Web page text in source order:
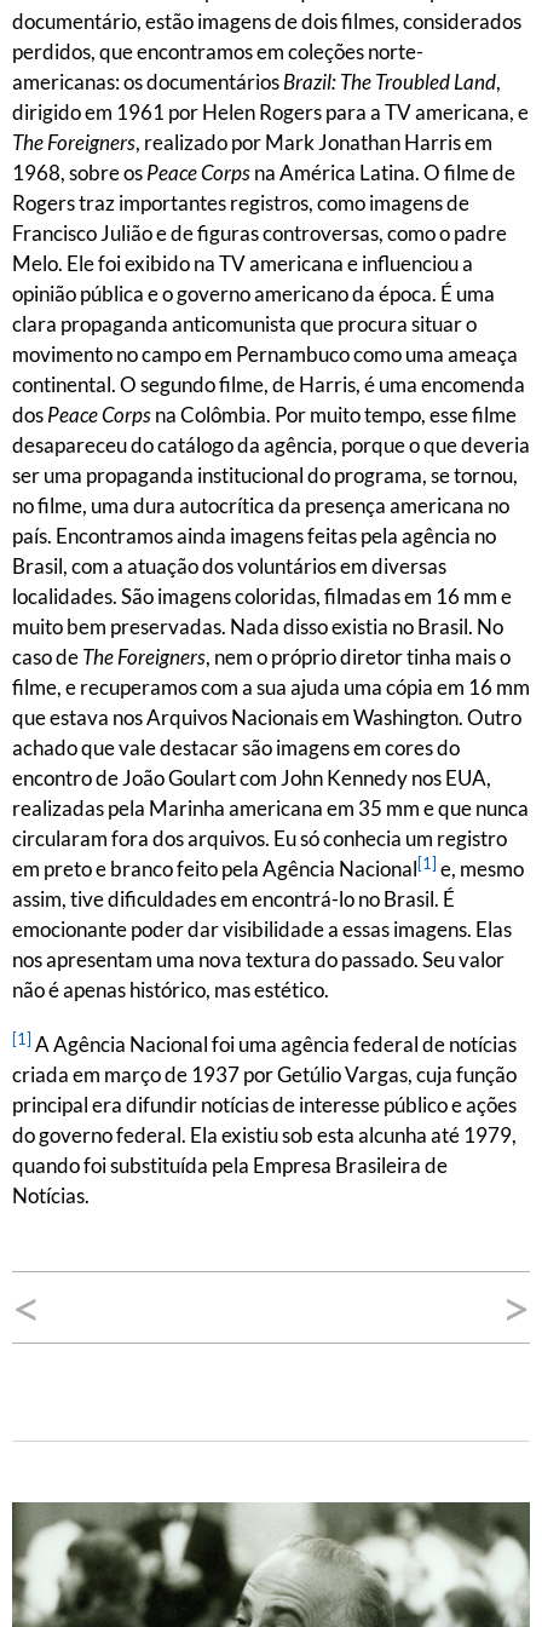
documentário, estão imagens de dois filmes, considerados
perdidos, que encontramos em coleções norte-
americanas: os documentáriosBrazil: The Troubled Land,
dirigido em 1961 por Helen Rogers para a TV americana, e
The Foreigners, realizado por Mark Jonathan Harris em
1968, sobre osPeace Corpsna América Latina. O filme de
Rogers traz importantes registros, como imagens de
Francisco Julião e de figuras controversas, como o padre
Melo. Ele foi exibido na TV americana e influenciou a
opinião pública e o governo americano da época. É uma
clara propaganda anticomunista que procura situar o
movimento no campo em Pernambuco como uma ameaça
continental. O segundo filme, de Harris, é uma encomenda
dosPeace Corpsna Colômbia. Por muito tempo, esse filme
desapareceu do catálogo da agência, porque o que deveria
ser uma propaganda institucional do programa, se tornou,
no filme, uma dura autocrítica da presença americana no
país. Encontramos ainda imagens feitas pela agência no
Brasil, com a atuação dos voluntários em diversas
localidades. São imagens coloridas, filmadas em 16 mm e
muito bem preservadas. Nada disso existia no Brasil. No
caso deThe Foreigners, nem o próprio diretor tinha mais o
filme, e recuperamos com a sua ajuda uma cópia em 16 mm
que estava nos Arquivos Nacionais em Washington. Outro
achado que vale destacar são imagens em cores do
encontro de João Goulart com John Kennedy nos EUA,
realizadas pela Marinha americana em 35 mm e que nunca
circularam fora dos arquivos. Eu só conhecia um registro
em preto e branco feito pela Agência Nacional[1] e, mesmo
assim, tive dificuldades em encontrá-lo no Brasil. É
emocionante poder dar visibilidade a essas imagens. Elas
nos apresentam uma nova textura do passado. Seu valor
não é apenas histórico, mas estético.
[1] A Agência Nacional foi uma agência federal de notícias
criada em março de 1937 por Getúlio Vargas, cuja função
principal era difundir notícias de interesse público e ações
do governo federal. Ela existiu sob esta alcunha até 1979,
quando foi substituída pela Empresa Brasileira de
Notícias.
Navegação
de
< >